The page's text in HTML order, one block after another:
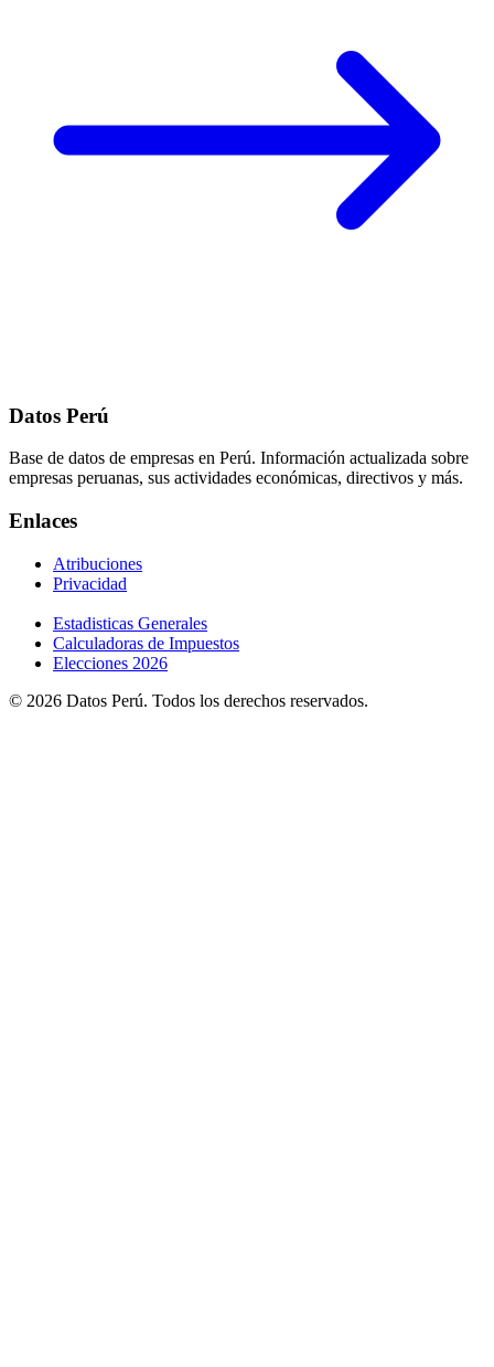
Datos Perú
Base de datos de empresas en Perú. Información actualizada sobre
empresas peruanas, sus actividades económicas, directivos y más.
Enlaces
Atribuciones
Privacidad
Estadisticas Generales
Calculadoras de Impuestos
Elecciones 2026
© 2026 Datos Perú. Todos los derechos reservados.